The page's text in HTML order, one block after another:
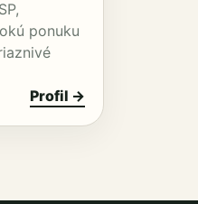
ponuku
Profil →